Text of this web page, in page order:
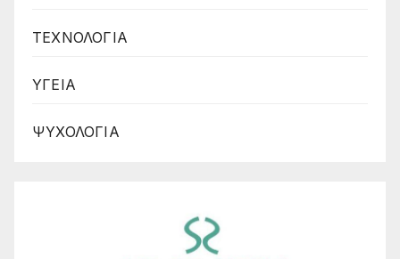
ΤΕΧΝΟΛΟΓΙΑ
ΥΓΕΙΑ
ΨΥΧΟΛΟΓΙΑ